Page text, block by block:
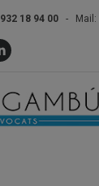
932 18 94 00 - Mail: